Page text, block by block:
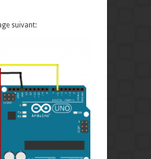
suivant: